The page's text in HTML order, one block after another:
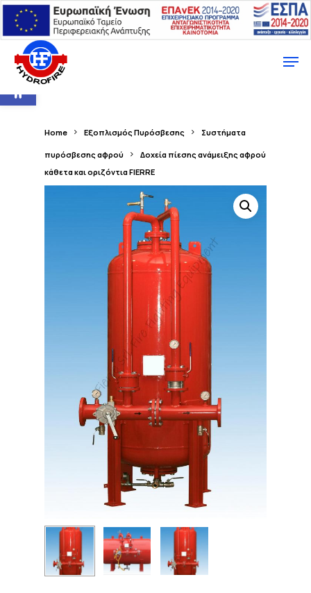
Ανοίξτε τη γραμμή εργαλείων
Home Εξοπλισμός Πυρόσβεσης Συστήματα
πυρόσβεσης αφρού
Δοχεία πίεσης ανάμειξης αφρού
κάθετα και οριζόντια FIERRE